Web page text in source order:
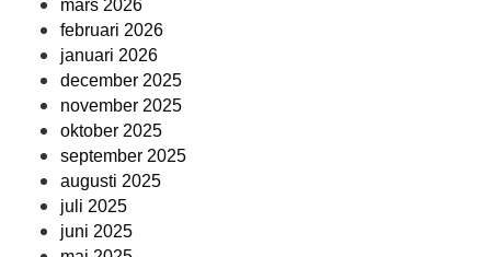
mars 2026
februari 2026
januari 2026
december 2025
november 2025
oktober 2025
september 2025
augusti 2025
juli 2025
juni 2025